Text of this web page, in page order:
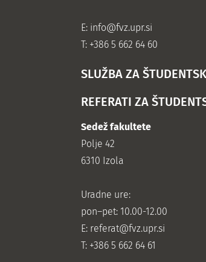
E: info@fvz.upr.si
T: +386 5 662 64 60
SLUŽBA ZA
REFERATI ZA
Sedež fakultete
Polje 42
6310 Izola
Uradne ure:
pon–pet: 10.00-12.00
E: referat@fvz.upr.si
T: +386 5 662 64 61